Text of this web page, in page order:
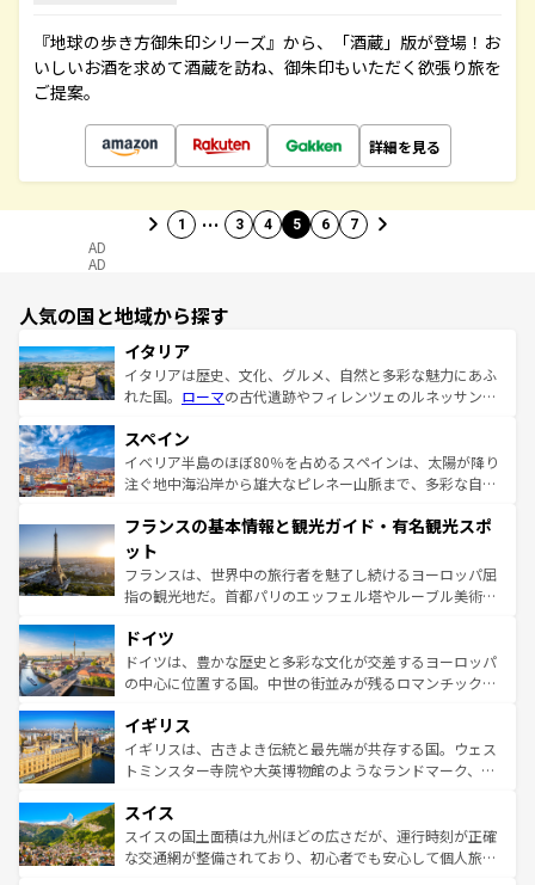
『地球の歩き方御朱印シリーズ』から、「酒蔵」版が登場！お
いしいお酒を求めて酒蔵を訪ね、御朱印もいただく欲張り旅を
ご提案。
詳細を見る
1 … 3 4 5 6 7
AD
AD
人気の国と地域から探す
イタリア
イタリアは歴史、文化、グルメ、自然と多彩な魅力にあふ
れた国。 ローマの古代遺跡やフィレンツェのルネッサンス
ろん、トスカーナの美しい田園風景やアマルフィ海岸の絶
景など、自然景観も見逃せない。観光の合間には、本場の
ピザやパスタなど、絶品のイタリア料理を堪能することも
ませてくれるイタリアで、忘れられない旅をしてみよう！
なお、新着のイタリア情報は
しい。
スペイン
イベリア半島のほぼ80％を占めるスペインは、太陽が降り
注ぐ地中海沿岸から雄大なピレネー山脈まで、多彩な自然
文化が根付くこの国では、情熱的なフラメンコ、熱気あふ
れる闘牛、そして美味しいタパスが生活の一部となってい
る。首都マドリードの洗練された雰囲気や、バルセロナの
アートに溢れた街角から、地方では古代ローマ遺跡や中世
せる。地方によって風土や気候が異なるスペインはその個
性で訪れる人を魅了する。 なお、新着のスペイン情報は コ
ンテンツ一覧を参照してほしい。
フランスの基本情報と観光ガイド・有名観光スポ
ット
フランスは、世界中の旅行者を魅了し続けるヨーロッパ屈
指の観光地だ。首都パリのエッフェル塔やルーブル美術館
で、幅広い魅力が詰まっている。華麗な宮殿、歴史的な大
聖堂、美しいビーチ、そして豊かな自然が、訪れる者を心
から魅了する。また、フランスは美食の国としても知ら
いる。シャンパンの発祥地であるランス、プロヴァンスの
香り高いラベンダー畑など、多彩な楽しみ方が可能だ。さ
らに、パリ以外の地域にも魅力が溢れており、どの街角に
れる地方に足を運ぶとそれぞれで全く異なる文化を体験で
きるだろう。 なお、新着のフランス情報はコンテンツ一覧
を参照してほしい。
ドイツ
ドイツは、豊かな歴史と多彩な文化が交差するヨーロッパ
の中心に位置する国。中世の街並みが残るロマンチック街
顔を持つこの国は、どこを歩いても飽きることがない。ベ
ルリンの文化的活気、バイエルン州のアルプスの絶景、そ
してライン川沿いのワイン畑といった風景は必見。ビール
は、お酒好きな人にはぜひ体験してほしい。 なお、新着の
ドイツ情報はコンテンツ一覧を参照してほしい。
イギリス
イギリスは、古きよき伝統と最先端が共存する国。ウェス
トミンスター寺院や大英博物館のようなランドマーク、歴
リアごとに異なる魅力がある。また、優雅なアフタヌーン
ティー、ビール好きにはたまらない英国パブ、サッカー観
戦など、本場だからこそできる体験も豊富。イギリスを旅
スイス
スイスの国土面積は九州ほどの広さだが、運行時刻が正確
な交通網が整備されており、初心者でも安心して個人旅行